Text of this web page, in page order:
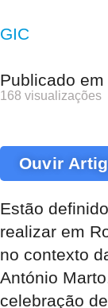
GIC
Publicado em
168 visualizações
Ouvir
Estão
realizar em
no contexto
António
celebração